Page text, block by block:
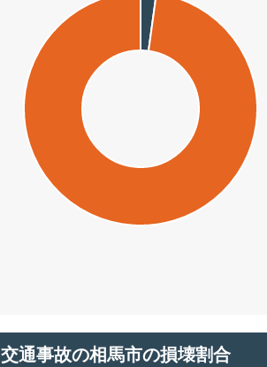
交通事故の相馬市の損壊割合